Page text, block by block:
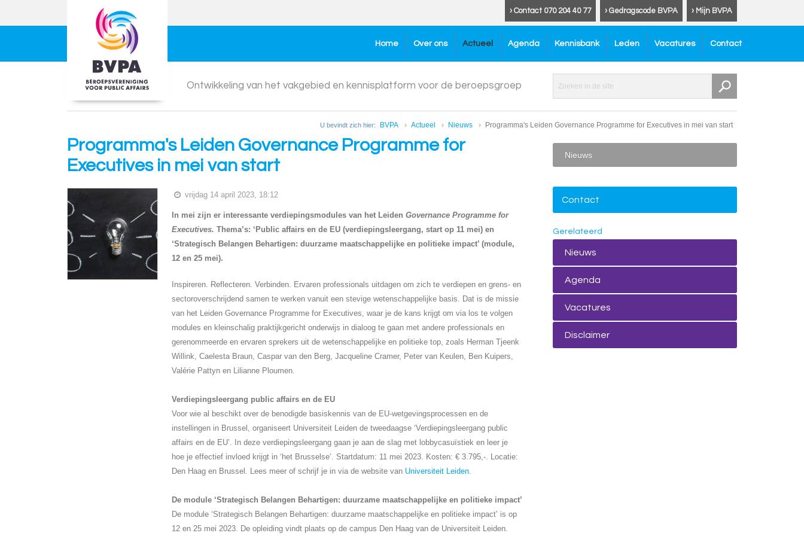
› Mijn BVPA
› Gedragscode BVPA
› Contact 070 204 40 77
Home Over ons Actueel Agenda Kennisbank Leden Vacatures Contact
Ontwikkeling van het vakgebied en kennisplatform voor de beroepsgroep
U bevindt zich hier: BVPA Actueel Nieuws Programma's Leiden Governance Programme for Executives in mei van start
Programma's Leiden Governance Programme for
Executives in mei van start
vrijdag 14 april 2023, 18:12
In mei zijn er interessante verdiepingsmodules van het LeidenGovernance Programme for
Executives.Thema’s: ‘Public affairs en de EU (verdiepingsleergang, start op 11 mei) en
‘Strategisch Belangen Behartigen: duurzame maatschappelijke en politieke impact’ (module,
12 en 25 mei).
Inspireren. Reflecteren. Verbinden. Ervaren professionals uitdagen om zich te verdiepen en grens- en
sectoroverschrijdend samen te werken vanuit een stevige wetenschappelijke basis. Dat is de missie
van het Leiden Governance Programme for Executives, waar je de kans krijgt om via los te volgen
modules en kleinschalig praktijkgericht onderwijs in dialoog te gaan met andere professionals en
gerenommeerde en ervaren sprekers uit de wetenschappelijke en politieke top, zoals Herman Tjeenk
Willink, Caelesta Braun, Caspar van den Berg, Jacqueline Cramer, Peter van Keulen, Ben Kuipers,
Valérie Pattyn en Lilianne Ploumen.
Verdiepingsleergang public affairs en de EU
Voor wie al beschikt over de benodigde basiskennis van de EU-wetgevingsprocessen en de
instellingen in Brussel, organiseert Universiteit Leiden de tweedaagse ‘Verdiepingsleergang public
affairs en de EU’. In deze verdiepingsleergang gaan je aan de slag met lobbycasuïstiek en leer je
hoe je effectief invloed krijgt in ‘het Brusselse’. Startdatum: 11 mei 2023. Kosten: € 3.795,-. Locatie:
Den Haag en Brussel. Lees meer of schrijf je in via de website van Universiteit Leiden.
De module ‘Strategisch Belangen Behartigen: duurzame maatschappelijke en politieke impact’
De module ‘Strategisch Belangen Behartigen: duurzame maatschappelijke en politieke impact’ is op
12 en 25 mei 2023. De opleiding vindt plaats op de campus Den Haag van de Universiteit Leiden.
Nieuws
Contact
Gerelateerd
Nieuws
Agenda
Vacatures
Disclaimer